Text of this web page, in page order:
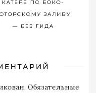
КАТЕРЕ ПО БОКО-
ЗАЛИВУ
— БЕЗ ГИДА
Обязательные